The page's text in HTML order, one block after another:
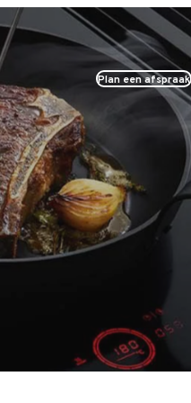
Plan een afspraak